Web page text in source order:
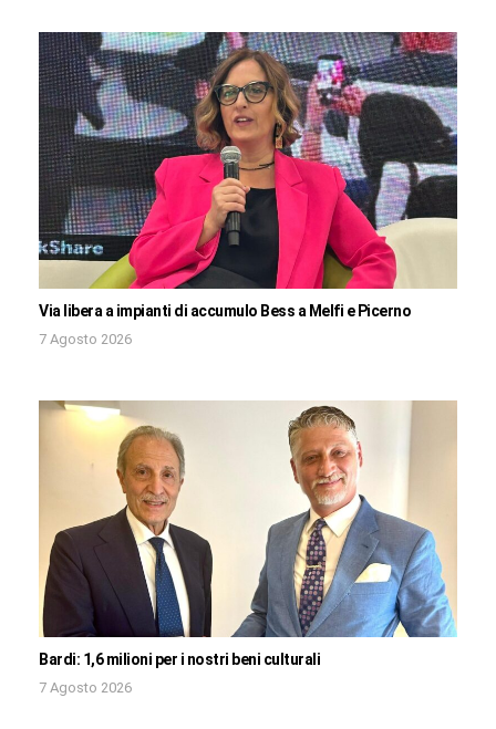
Via libera a impianti di accumulo Bess a Melfi e Picerno
7 Agosto 2026
Bardi: 1,6 milioni per i nostri beni culturali
7 Agosto 2026